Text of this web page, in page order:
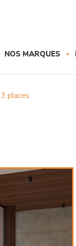
NOS MARQUES
3 places